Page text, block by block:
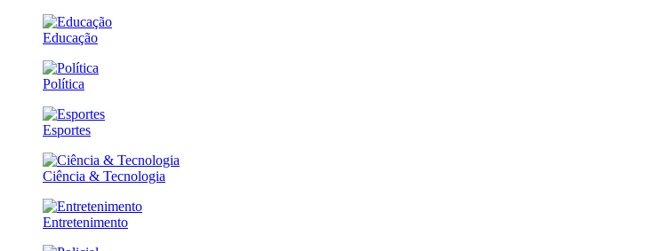
Educação
Política
Esportes
Ciência & Tecnologia
Entretenimento